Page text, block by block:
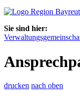
Sie sind hier:
drucken nach oben